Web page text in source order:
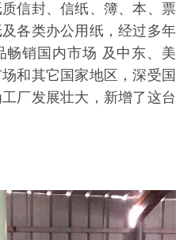
信封、信纸、簿、本、票
各类办公用纸，经过多年
畅销国内市场 及中东、美
和其它国家地区，深受国
厂发展壮大，新增了这台